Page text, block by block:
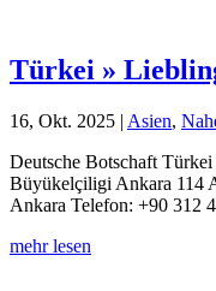
Türkei »
16, Okt. 2025 | Asien,
Deutsche Botschaft
Büyükelçiligi Ankara 114
Ankara Telefon: +90 312
mehr lesen